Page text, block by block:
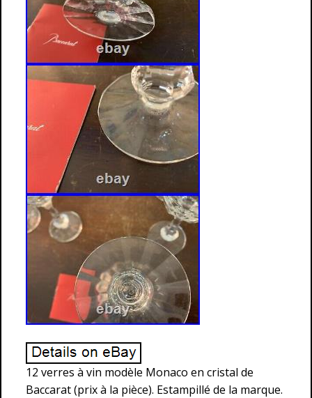
12 verres à vin modèle Monaco en cristal de
Baccarat (prix à la pièce). Estampillé de la marque.